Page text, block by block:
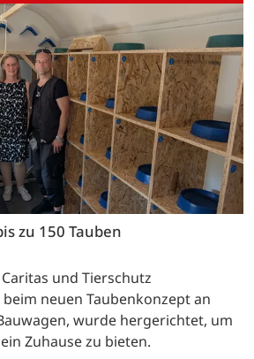
zu 150 Tauben
und Tierschutz
neuen Taubenkonzept an
wurde hergerichtet, um
Zuhause zu bieten.